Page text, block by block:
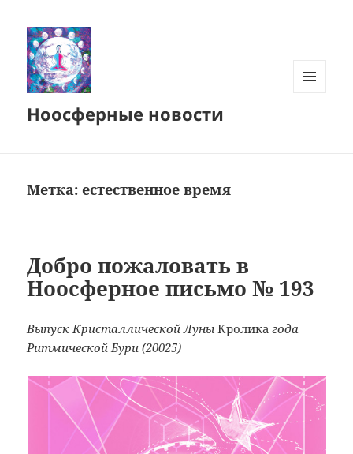
Ноосферные новости
Метка:естественное время
Добро пожаловать в
Ноосферное письмо № 193
Выпуск Кристаллической ЛуныКроликагода
Ритмической Бури (20025)